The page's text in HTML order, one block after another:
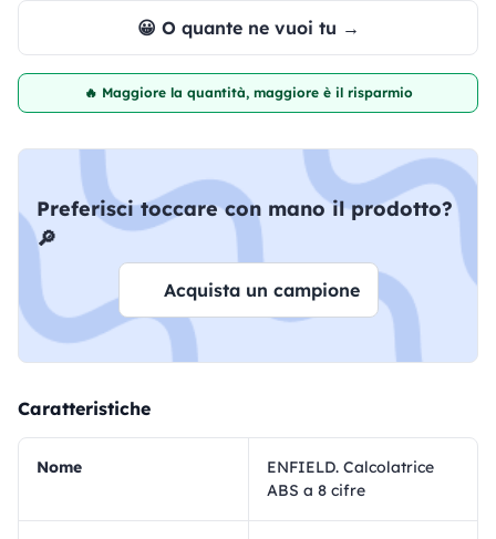
😀 O quante ne vuoi tu →
🔥 Maggiore la quantità, maggiore è il risparmio
Preferisci toccare con mano il prodotto?
🔎
Acquista un campione
Caratteristiche
Nome
ENFIELD. Calcolatrice
ABS a 8 cifre